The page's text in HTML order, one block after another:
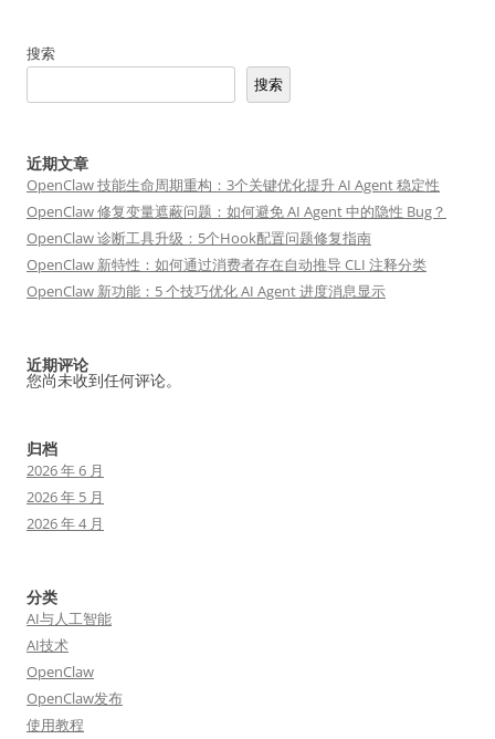
搜索
搜索
近期文章
OpenClaw 技能生命周期重构：3个关键优化提升 AI Agent 稳定性
OpenClaw 修复变量遮蔽问题：如何避免 AI Agent 中的隐性 Bug？
OpenClaw 诊断工具升级：5个Hook配置问题修复指南
OpenClaw 新特性：如何通过消费者存在自动推导 CLI 注释分类
OpenClaw 新功能：5 个技巧优化 AI Agent 进度消息显示
近期评论
您尚未收到任何评论。
归档
2026 年 6 月
2026 年 5 月
2026 年 4 月
分类
AI与人工智能
AI技术
OpenClaw
OpenClaw发布
使用教程